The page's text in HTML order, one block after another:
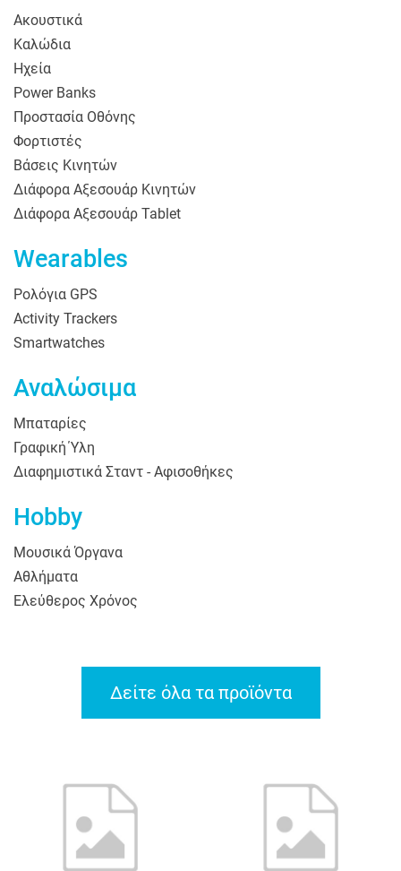
Ακουστικά
Καλώδια
Ηχεία
Power Banks
Προστασία Οθόνης
Φορτιστές
Βάσεις Κινητών
Διάφορα Αξεσουάρ Κινητών
Διάφορα Αξεσουάρ Tablet
Wearables
Ρολόγια GPS
Activity Trackers
Smartwatches
Αναλώσιμα
Μπαταρίες
Γραφική Ύλη
Διαφημιστικά Σταντ - Αφισοθήκες
Hobby
Μουσικά Όργανα
Αθλήματα
Ελεύθερος Χρόνος
Δείτε όλα τα προϊόντα